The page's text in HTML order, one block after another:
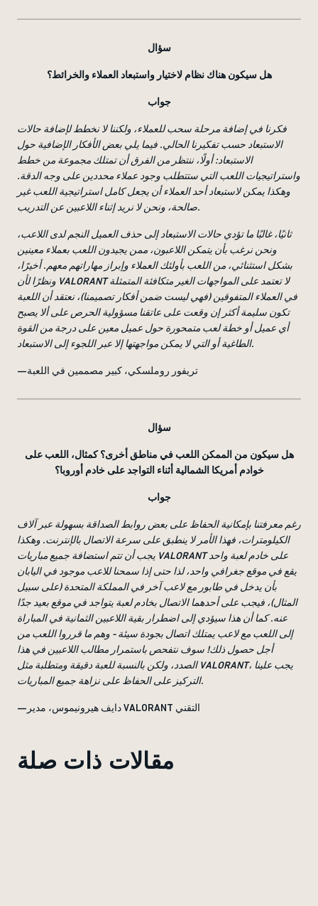
سؤال
هل سيكون هناك نظام لاختيار واستبعاد العملاء والخرائط؟
جواب
فكرنا في إضافة مرحلة سحب للعملاء، ولكننا لا نخطط لإضافة حالات
الاستبعاد حسب تفكيرنا الحالي. فيما يلي بعض الأفكار الإضافية حول
الاستبعاد: أولًا، ننتظر من الفرق أن تمتلك مجموعة من خطط
واستراتيجيات اللعب التي ستتطلب وجود عملاء محددين على وجه الدقة.
وهكذا يمكن لاستبعاد أحد العملاء أن يجعل كامل استراتيجية اللعب غير
صالحة، ونحن لا نريد إثناء اللاعبين عن التدريب.
ثانيًا، غالبًا ما تؤدي حالات الاستبعاد إلى حذف العميل النجم لدى اللاعب،
ونحن نرغب بأن يتمكن اللاعبون، ممن يجيدون اللعب بعملاء معينين
بشكل استثنائي، من اللعب بأولئك العملاء وإبراز مهاراتهم معهم. أخيرًا،
ونظرًا لأن VALORANT لا تعتمد على المواجهات الغير متكافئة المتمثلة
في العملاء المتفوقين (فهي ليست ضمن أفكار تصميمنا)، نعتقد أن اللعبة
تكون سليمة أكثر إن وقعت على عاتقنا مسؤولية الحرص على ألا يصبح
أي عميل أو خطة لعب متمحورة حول عميل معين على درجة من القوة
الطاغية أو التي لا يمكن مواجهتها إلا عبر اللجوء إلى الاستبعاد.
—تريفور روملسكي، كبير مصممين في اللعبة
سؤال
هل سيكون من الممكن اللعب في مناطق أخرى؟ كمثال، اللعب على
خوادم أمريكا الشمالية أثناء التواجد على خادم أوروبا؟
جواب
رغم معرفتنا بإمكانية الحفاظ على بعض روابط الصداقة بسهولة عبر آلاف
الكيلومترات، فهذا الأمر لا ينطبق على سرعة الاتصال بالإنترنت. وهكذا
يجب أن تتم استضافة جميع مباريات VALORANT على خادم لعبة واحد
يقع في موقع جغرافي واحد، لذا حتى إذا سمحنا للاعب موجود في اليابان
بأن يدخل في طابور مع لاعب آخر في المملكة المتحدة (على سبيل
المثال)، فيجب على أحدهما الاتصال بخادم لعبة يتواجد في موقع بعيد جدًا
عنه. كما أن هذا سيؤدي إلى اضطرار بقية اللاعبين الثمانية في المباراة
إلى اللعب مع لاعب يمتلك اتصال بجودة سيئة - وهم ما قرروا اللعب من
أجل حصول ذلك! سوف نتفحص باستمرار مطالب اللاعبين في هذا
الصدد، ولكن بالنسبة للعبة دقيقة ومتطلبة مثل VALORANT، يجب علينا
التركيز على الحفاظ على نزاهة جميع المباريات.
—دايف هيرونيموس، مدير VALORANT التقني
مقالات ذات صلة